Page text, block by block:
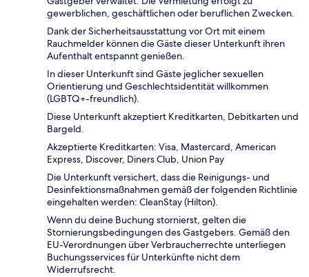
gewerblichen, geschäftlichen oder beruflichen Zwecken.
Dank der Sicherheitsausstattung vor Ort mit einem
Rauchmelder können die Gäste dieser Unterkunft ihren
Aufenthalt entspannt genießen.
In dieser Unterkunft sind Gäste jeglicher sexuellen
Orientierung und Geschlechtsidentität willkommen
(LGBTQ+-freundlich).
Diese Unterkunft akzeptiert Kreditkarten, Debitkarten und
Bargeld.
Akzeptierte Kreditkarten: Visa, Mastercard, American
Express, Discover, Diners Club, Union Pay
Die Unterkunft versichert, dass die Reinigungs- und
Desinfektionsmaßnahmen gemäß der folgenden Richtlinie
eingehalten werden: CleanStay (Hilton).
Wenn du deine Buchung stornierst, gelten die
Stornierungsbedingungen des Gastgebers. Gemäß den
EU-Verordnungen über Verbraucherrechte unterliegen
Buchungsservices für Unterkünfte nicht dem
Widerrufsrecht.